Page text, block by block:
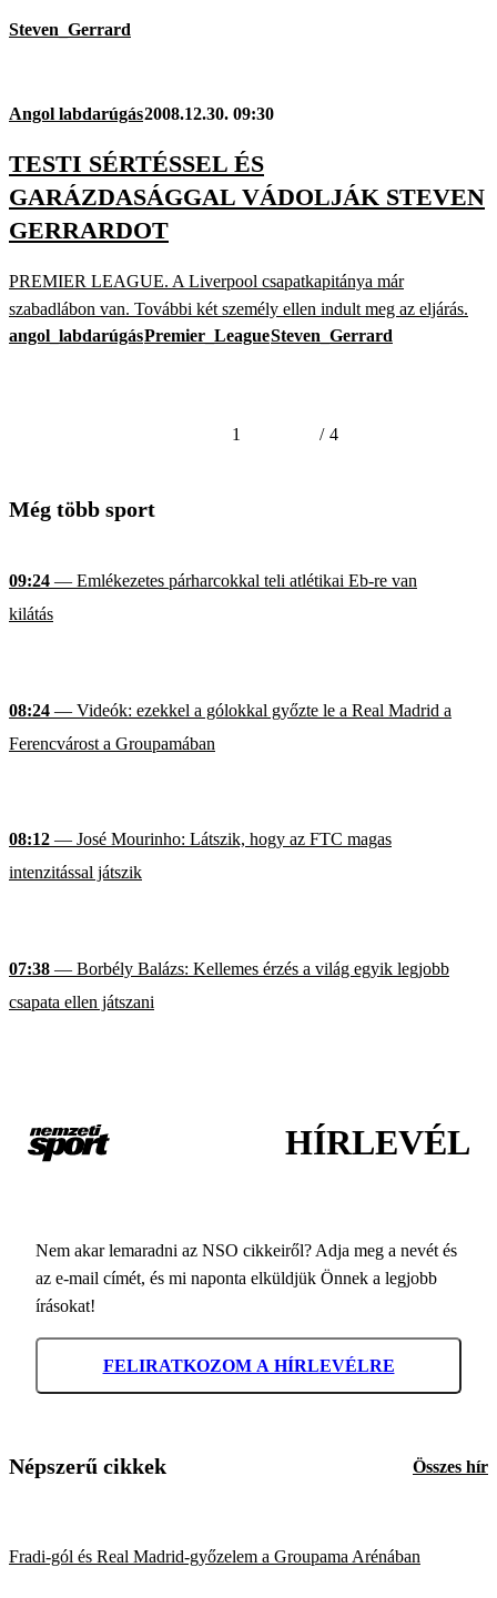
Steven_Gerrard
Angol labdarúgás2008.12.30. 09:30
TESTI SÉRTÉSSEL ÉS
GARÁZDASÁGGAL VÁDOLJÁK STEVEN
GERRARDOT
PREMIER LEAGUE. A Liverpool csapatkapitánya már
szabadlábon van. További két személy ellen indult meg az eljárás.
angol_labdarúgásPremier_LeagueSteven_Gerrard
1 / 4
Még több sport
09:24 — Emlékezetes párharcokkal teli atlétikai Eb-re van
kilátás
08:24 — Videók: ezekkel a gólokkal győzte le a Real Madrid a
Ferencvárost a Groupamában
08:12 — José Mourinho: Látszik, hogy az FTC magas
intenzitással játszik
07:38 — Borbély Balázs: Kellemes érzés a világ egyik legjobb
csapata ellen játszani
HÍRLEVÉL
Nem akar lemaradni az NSO cikkeiről? Adja meg a nevét és
az e-mail címét, és mi naponta elküldjük Önnek a legjobb
írásokat!
FELIRATKOZOM A HÍRLEVÉLRE
Népszerű cikkek Összes hír
Fradi-gól és Real Madrid-győzelem a Groupama Arénában